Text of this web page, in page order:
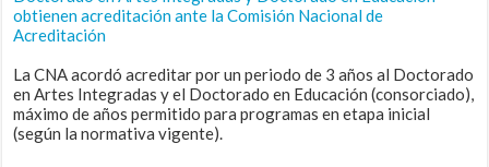
obtienen acreditación ante la Comisión Nacional de
Acreditación
La CNA acordó acreditar por un periodo de 3 años al Doctorado
en Artes Integradas y el Doctorado en Educación (consorciado),
máximo de años permitido para programas en etapa inicial
(según la normativa vigente).